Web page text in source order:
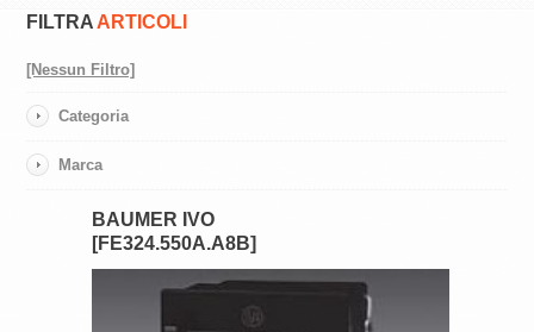
FILTRA ARTICOLI
[Nessun Filtro]
Categoria
Marca
BAUMER IVO
[FE324.550A.A8B]